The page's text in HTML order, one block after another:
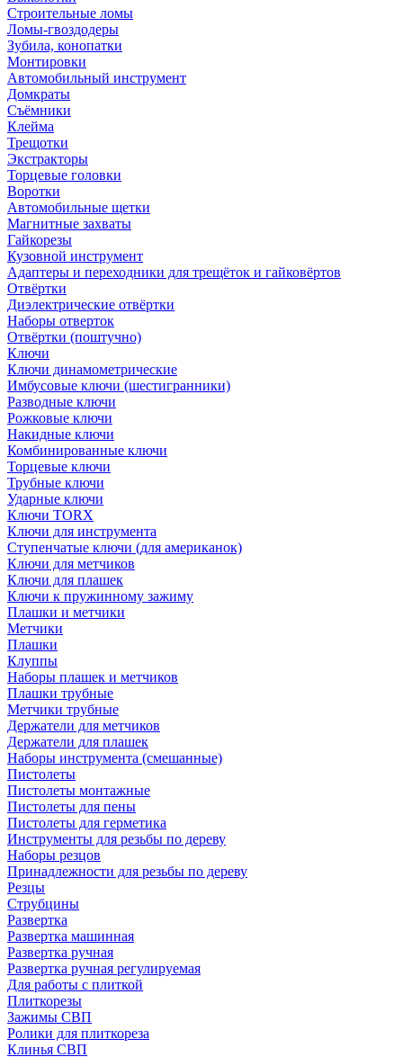
Строительные ломы
Ломы-гвоздодеры
Зубила, конопатки
Монтировки
Автомобильный инструмент
Домкраты
Съёмники
Клейма
Трещотки
Экстракторы
Торцевые головки
Воротки
Автомобильные щетки
Магнитные захваты
Гайкорезы
Кузовной инструмент
Адаптеры и переходники для трещёток и гайковёртов
Отвёртки
Диэлектрические отвёртки
Наборы отверток
Отвёртки (поштучно)
Ключи
Ключи динамометрические
Имбусовые ключи (шестигранники)
Разводные ключи
Рожковые ключи
Накидные ключи
Комбинированные ключи
Торцевые ключи
Трубные ключи
Ударные ключи
Ключи TORX
Ключи для инструмента
Ступенчатые ключи (для американок)
Ключи для метчиков
Ключи для плашек
Ключи к пружинному зажиму
Плашки и метчики
Метчики
Плашки
Клуппы
Наборы плашек и метчиков
Плашки трубные
Метчики трубные
Держатели для метчиков
Держатели для плашек
Наборы инструмента (смешанные)
Пистолеты
Пистолеты монтажные
Пистолеты для пены
Пистолеты для герметика
Инструменты для резьбы по дереву
Наборы резцов
Принадлежности для резьбы по дереву
Резцы
Струбцины
Развертка
Развертка машинная
Развертка ручная
Развертка ручная регулируемая
Для работы с плиткой
Плиткорезы
Зажимы СВП
Ролики для плиткореза
Клинья СВП